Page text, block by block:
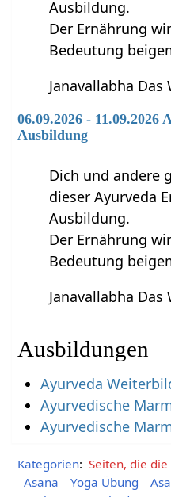
Ausbildung.
Der Ernährung
Bedeutung
Janavallabha Das
06.09.2026 -
Ausbildung
Dich und andere
dieser Ayurveda
Ausbildung.
Der Ernährung
Bedeutung
Janavallabha Das
Ausbildungen
Ayurveda
Ayurvedische
Ayurvedische
Kategorien: Seiten, die
Asana
Yoga Übung